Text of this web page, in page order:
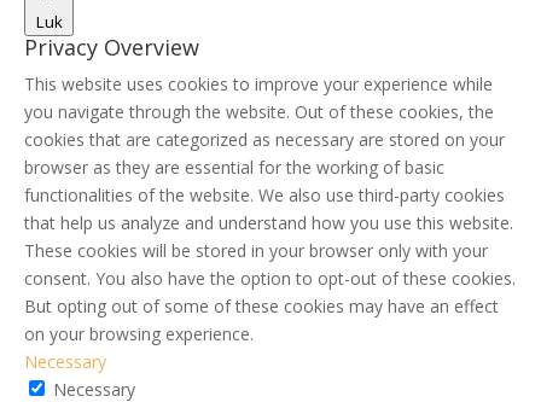
Luk
Privacy Overview
This website uses cookies to improve your experience while
you navigate through the website. Out of these cookies, the
cookies that are categorized as necessary are stored on your
browser as they are essential for the working of basic
functionalities of the website. We also use third-party cookies
that help us analyze and understand how you use this website.
These cookies will be stored in your browser only with your
consent. You also have the option to opt-out of these cookies.
But opting out of some of these cookies may have an effect
on your browsing experience.
Necessary
Necessary